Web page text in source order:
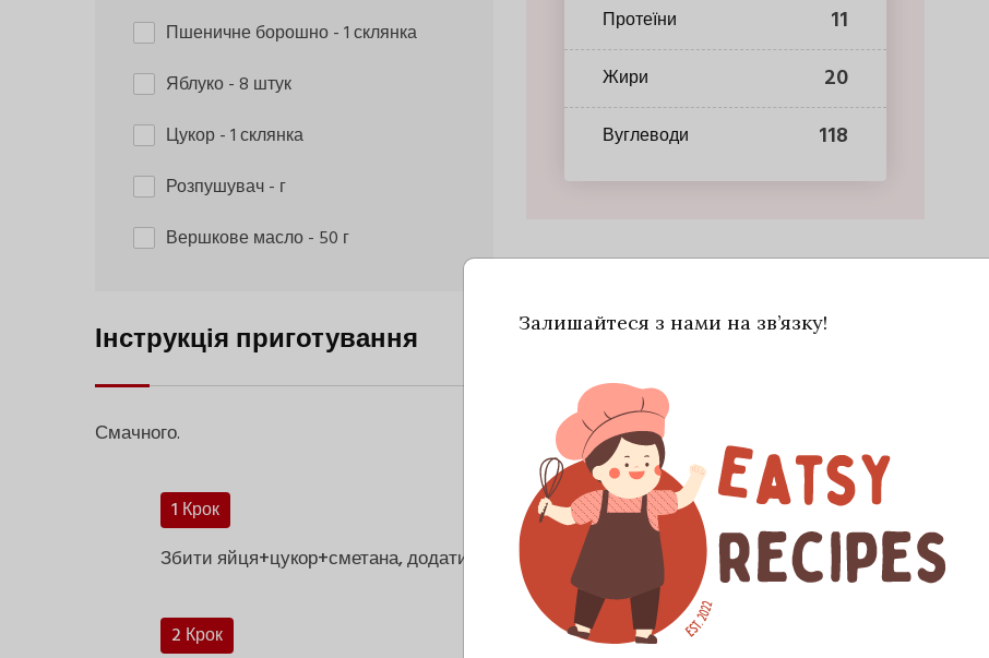
Пшеничне борошно- 1 склянка
Яблуко- 8 штук
Цукор- 1 склянка
Розпушувач- г
Вершкове масло- 50 г
Протеїни 11
Жири 20
Вуглеводи 118
Інструкція приготування
Смачного.
1 Крок
Збити яйця+цукор+сметана, додати борошно, що просіює, і розпушувач.
2 Крок
Залишайтеся з нами на зв’язку!